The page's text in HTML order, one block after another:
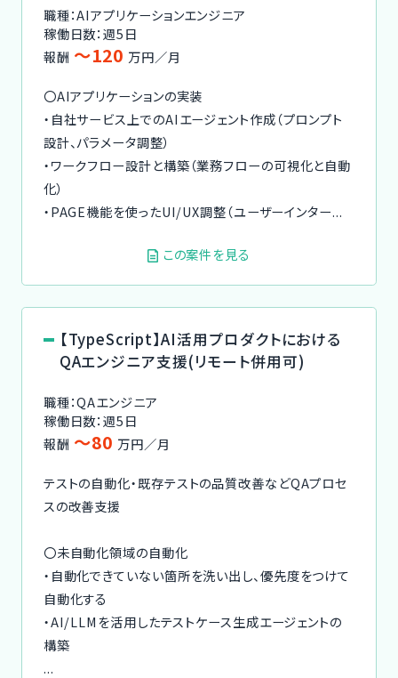
職種：AIアプリケーションエンジニア
稼働日数：週5日
報酬 〜120 万円／月
〇AIアプリケーションの実装
・自社サービス上でのAIエージェント作成（プロンプト
設計、パラメータ調整）
・ワークフロー設計と構築（業務フローの可視化と自動
化）
・PAGE機能を使ったUI/UX調整（ユーザーインター...
この案件を見る
【TypeScript】AI活用プロダクトにおける
QAエンジニア支援(リモート併用可)
職種：QAエンジニア
稼働日数：週5日
報酬 〜80 万円／月
テストの自動化・既存テストの品質改善などQAプロセ
スの改善支援
〇未自動化領域の自動化
・自動化できていない箇所を洗い出し、優先度をつけて
自動化する
・AI/LLMを活用したテストケース生成エージェントの
構築
...